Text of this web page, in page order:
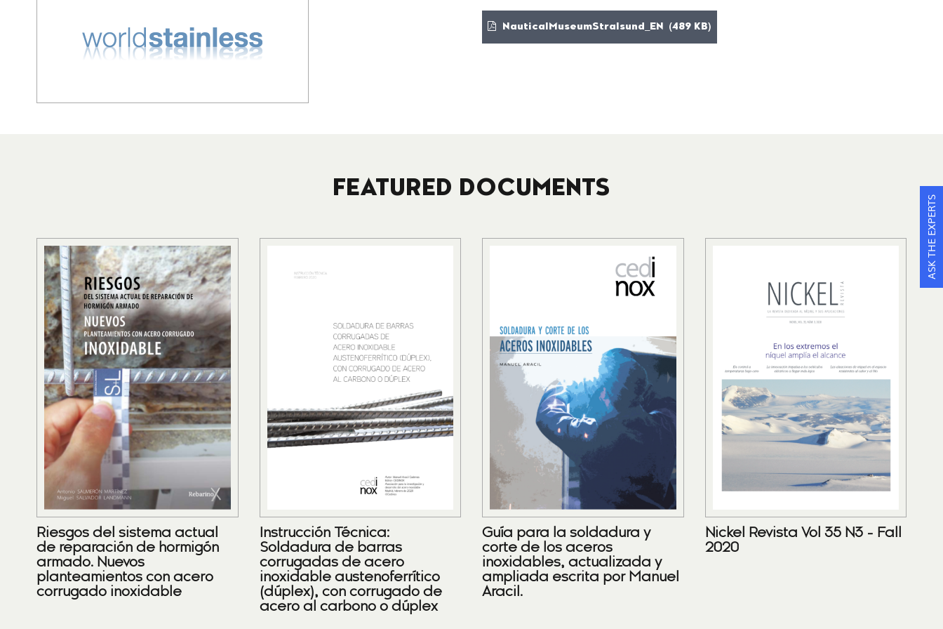
NauticalMuseumStralsund_EN (489 KB)
FEATURED DOCUMENTS
Riesgos del sistema actual
de reparación de hormigón
armado. Nuevos
planteamientos con acero
corrugado inoxidable
Instrucción Técnica:
Soldadura de barras
corrugadas de acero
inoxidable austenoferrítico
(dúplex), con corrugado de
acero al carbono o dúplex
Guía para la soldadura y
corte de los aceros
inoxidables, actualizada y
ampliada escrita por Manuel
Aracil.
Nickel Revista Vol 35 N3 - Fall
2020
ASK THE EXPERTS